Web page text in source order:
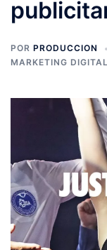
POR PRODUCCION
MARKETING DIGITAL